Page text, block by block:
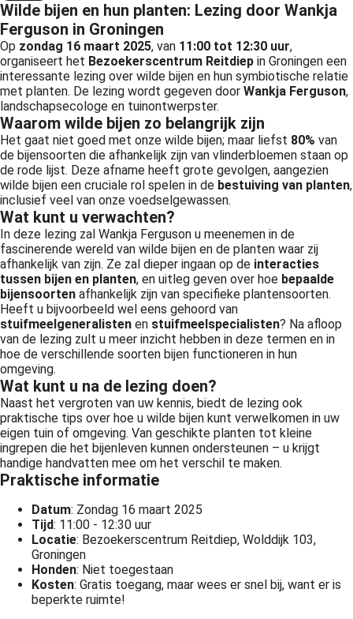
Wilde bijen en hun planten: Lezing door Wankja
Ferguson in Groningen
Op zondag 16 maart 2025, van 11:00 tot 12:30 uur,
organiseert het Bezoekerscentrum Reitdiep in Groningen een
interessante lezing over wilde bijen en hun symbiotische relatie
met planten. De lezing wordt gegeven door Wankja Ferguson,
landschapsecologe en tuinontwerpster.
Waarom wilde bijen zo belangrijk zijn
Het gaat niet goed met onze wilde bijen; maar liefst 80% van
de bijensoorten die afhankelijk zijn van vlinderbloemen staan op
de rode lijst. Deze afname heeft grote gevolgen, aangezien
wilde bijen een cruciale rol spelen in de bestuiving van planten,
inclusief veel van onze voedselgewassen.
Wat kunt u verwachten?
In deze lezing zal Wankja Ferguson u meenemen in de
fascinerende wereld van wilde bijen en de planten waar zij
afhankelijk van zijn. Ze zal dieper ingaan op de interacties
tussen bijen en planten, en uitleg geven over hoe bepaalde
bijensoorten afhankelijk zijn van specifieke plantensoorten.
Heeft u bijvoorbeeld wel eens gehoord van
stuifmeelgeneralisten en stuifmeelspecialisten? Na afloop
van de lezing zult u meer inzicht hebben in deze termen en in
hoe de verschillende soorten bijen functioneren in hun
omgeving.
Wat kunt u na de lezing doen?
Naast het vergroten van uw kennis, biedt de lezing ook
praktische tips over hoe u wilde bijen kunt verwelkomen in uw
eigen tuin of omgeving. Van geschikte planten tot kleine
ingrepen die het bijenleven kunnen ondersteunen – u krijgt
handige handvatten mee om het verschil te maken.
Praktische informatie
Datum: Zondag 16 maart 2025
Tijd: 11:00 - 12:30 uur
Locatie: Bezoekerscentrum Reitdiep, Wolddijk 103,
Groningen
Honden: Niet toegestaan
Kosten: Gratis toegang, maar wees er snel bij, want er is
beperkte ruimte!